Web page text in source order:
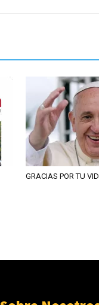
GRACIAS POR TU